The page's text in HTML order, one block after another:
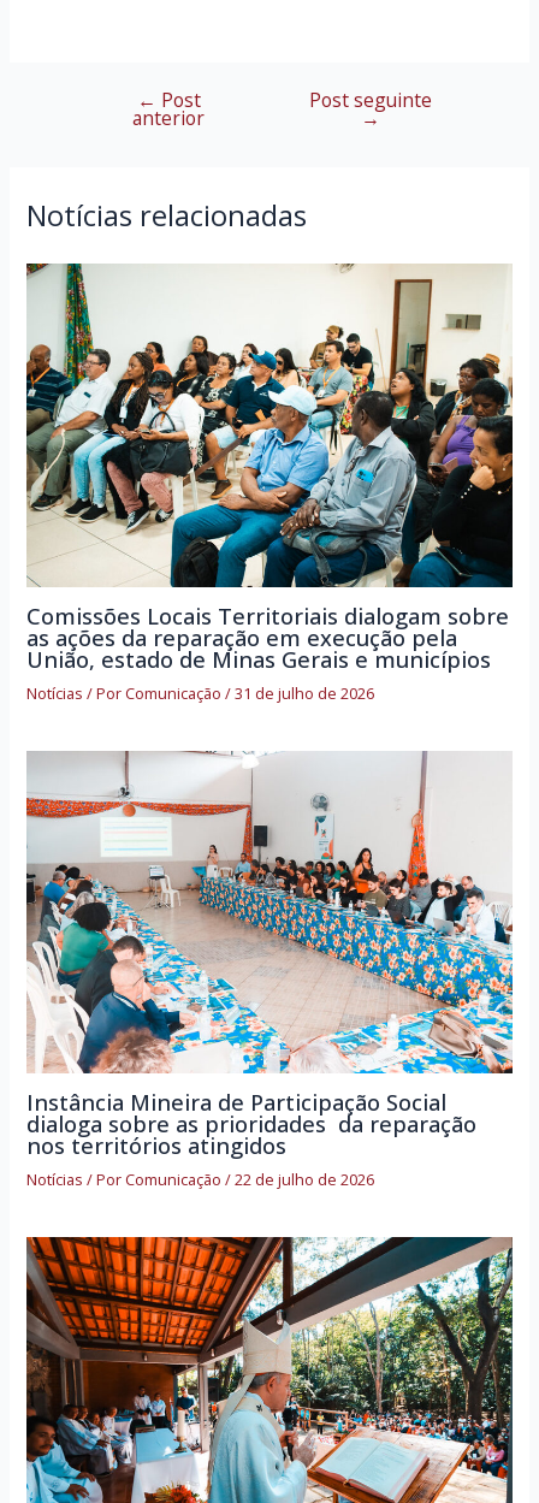
Navegação
← Post
anterior
Post seguinte
→
Notícias relacionadas
Comissões Locais Territoriais dialogam sobre
as ações da reparação em execução pela
União, estado de Minas Gerais e municípios
Notícias / PorComunicação/31 de julho de 2026
Instância Mineira de Participação Social
dialoga sobre as prioridades da reparação
nos territórios atingidos
Notícias / PorComunicação/22 de julho de 2026